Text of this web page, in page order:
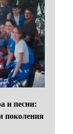
и песни:
поколения